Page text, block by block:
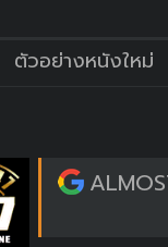
ตัวอย่างหนังใหม่